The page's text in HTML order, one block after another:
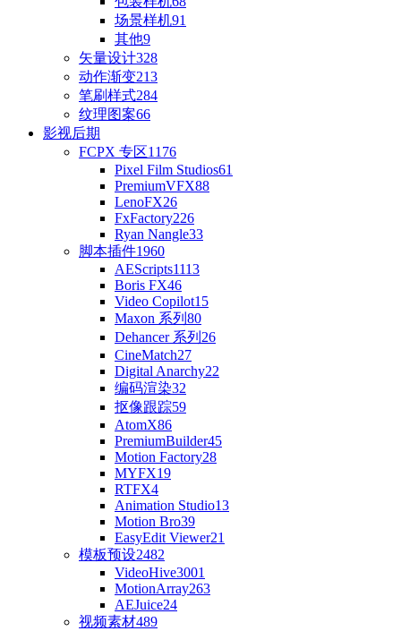
场景样机91
其他9
矢量设计328
动作渐变213
笔刷样式284
纹理图案66
影视后期
FCPX 专区1176
Pixel Film Studios61
PremiumVFX88
LenoFX26
FxFactory226
Ryan Nangle33
脚本插件1960
AEScripts1113
Boris FX46
Video Copilot15
Maxon 系列 80
Dehancer 系列 26
CineMatch27
Digital Anarchy22
编码渲染32
抠像跟踪59
AtomX86
PremiumBuilder45
Motion Factory28
MYFX19
RTFX4
Animation Studio13
Motion Bro39
EasyEdit Viewer21
模板预设2482
VideoHive3001
MotionArray263
AEJuice24
视频素材489